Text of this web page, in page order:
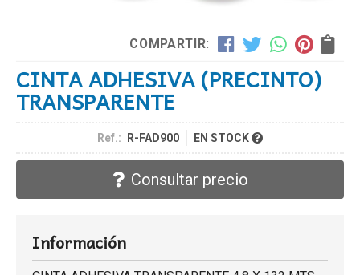
COMPARTIR:
CINTA ADHESIVA (PRECINTO)
TRANSPARENTE
Ref.: R-FAD900 EN STOCK
Consultar precio
Información